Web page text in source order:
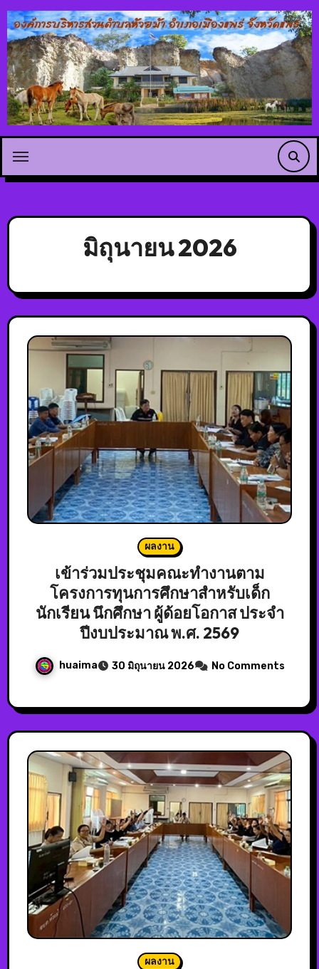
มิถุนายน 2026
ผลงาน
เข้าร่วมประชุมคณะทำงานตาม
โครงการทุนการศึกษาสำหรับเด็ก
นักเรียน นึกศึกษา ผู้ด้อยโอกาส ประจำ
ปีงบประมาณ พ.ศ. 2569
huaima 30 มิถุนายน 2026 No Comments
ผลงาน